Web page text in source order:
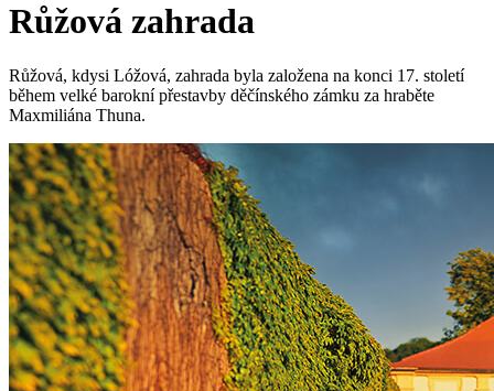
Růžová zahrada
Růžová, kdysi Lóžová, zahrada byla založena na konci 17. století
během velké barokní přestavby děčínského zámku za hraběte
Maxmiliána Thuna.